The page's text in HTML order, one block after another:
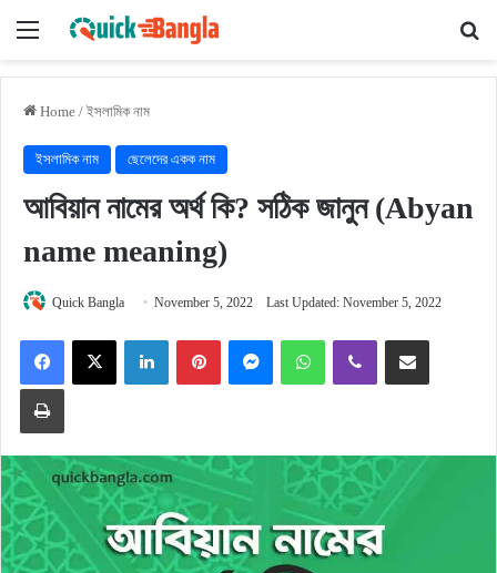
Menu
Home / ইসলামিক নাম
ইসলামিক নাম ছেলেদের একক নাম
আবিয়ান নামের অর্থ কি? সঠিক জানুন (Abyan
name meaning)
Quick Bangla November 5, 2022 Last Updated: November 5, 2022
FacebookX LinkedInPinterestMessengerWhatsAppViber Share via Email
Print